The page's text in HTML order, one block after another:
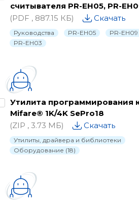
Паспорта
Письма о
считывателя PR-EH05, PR-
(PDF , 887.15 КБ)
Скачать
Руководства PR-EH05
PR-EH09
PR-EH03
Утилита программирования
Mifare® 1K/4K SePro18
(ZIP , 3.73 МБ)
Скачать
Утилиты, драйвера и библиотеки
Оборудование (18)